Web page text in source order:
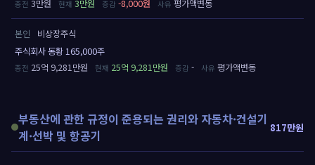
3만원
3만원 -8,000원 평가액변동
본인
비상장주식
주식회사 동황 165,000주
25억 9,281만원
25억 9,281만원 - 평가액변동
부동산에 관한 규정이 준용되는 권리와 자동차·건설기
계·선박 및 항공기
817만원